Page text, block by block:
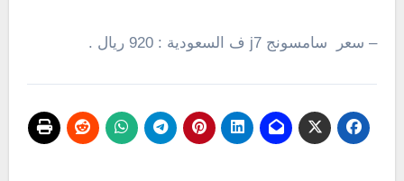
– سعر سامسونج j7 ف السعودية : 920 ريال .